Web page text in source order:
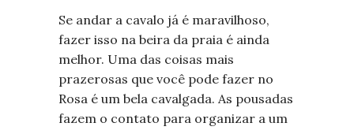
Se andar a cavalo já é maravilhoso,
fazer isso na beira da praia é ainda
melhor. Uma das coisas mais
prazerosas que você pode fazer no
Rosa é um bela cavalgada. As pousadas
fazem o contato para organizar a um